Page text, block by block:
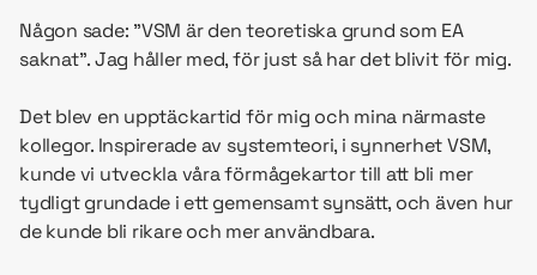
Någon sade: ”VSM är den teoretiska grund som EA
saknat”. Jag håller med, för just så har det blivit för mig.
Det blev en upptäckartid för mig och mina närmaste
kollegor. Inspirerade av systemteori, i synnerhet VSM,
kunde vi utveckla våra förmågekartor till att bli mer
tydligt grundade i ett gemensamt synsätt, och även hur
de kunde bli rikare och mer användbara.